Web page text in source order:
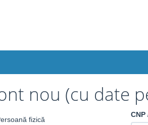
nou (cu date
fizică